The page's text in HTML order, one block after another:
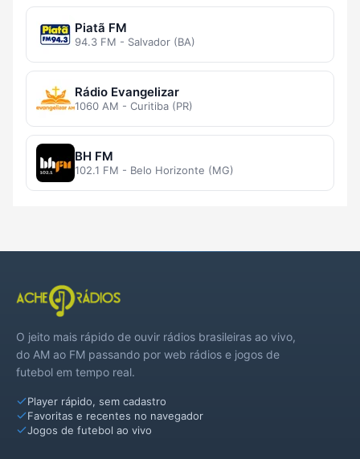
Piatã FM
94.3 FM - Salvador (BA)
Rádio Evangelizar
1060 AM - Curitiba (PR)
BH FM
102.1 FM - Belo Horizonte (MG)
O jeito mais rápido de ouvir rádios brasileiras ao vivo,
do AM ao FM passando por web rádios e jogos de
futebol em tempo real.
Player rápido, sem cadastro
Favoritas e recentes no navegador
Jogos de futebol ao vivo